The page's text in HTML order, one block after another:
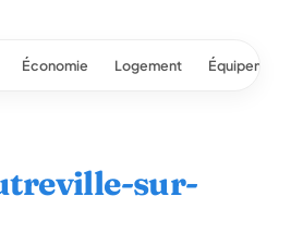
Économie Logement
sur-